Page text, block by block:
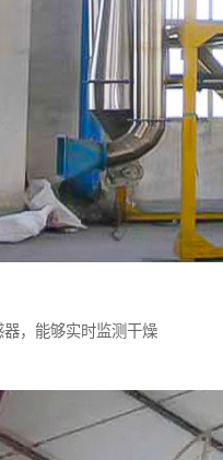
，能够实时监测干燥